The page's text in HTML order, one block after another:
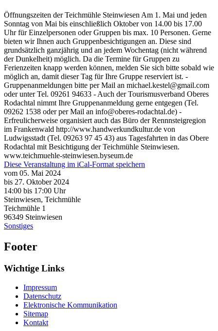
Öffnungszeiten der Teichmühle Steinwiesen Am 1. Mai und jeden
Sonntag von Mai bis einschließlich Oktober von 14.00 bis 17.00
Uhr für Einzelpersonen oder Gruppen bis max. 10 Personen. Gerne
bieten wir Ihnen auch Gruppenbesichtigungen an. Diese sind
grundsätzlich ganzjährig und an jedem Wochentag (nicht während
der Dunkelheit) möglich. Da die Termine für Gruppen zu
Ferienzeiten knapp werden können, melden Sie sich bitte sobald wie
möglich an, damit dieser Tag für Ihre Gruppe reserviert ist. -
Gruppenanmeldungen bitte per Mail an michael.kestel@gmail.com
oder unter Tel. 09261 94633 - Auch der Tourismusverband Oberes
Rodachtal nimmt Ihre Gruppenanmeldung gerne entgegen (Tel.
09262 1538 oder per Mail an info@oberes-rodachtal.de) -
Erfreulicherweise organisiert auch das Büro der Rennnsteigregion
im Frankenwald http://www.handwerkundkultur.de von
Ludwigsstadt (Tel. 09263 97 45 43) aus Tagesfahrten in das Obere
Rodachtal mit Besichtigung der Teichmühle Steinwiesen.
www.teichmuehle-steinwiesen.byseum.de
Diese Veranstaltung im iCal-Format speichern
vom 05. Mai 2024
bis 27. Oktober 2024
14:00 bis 17:00 Uhr
Steinwiesen, Teichmühle
Teichmühle 1
96349 Steinwiesen
Sonstiges
Footer
Wichtige Links
Impressum
Datenschutz
Elektronische Kommunikation
Sitemap
Kontakt